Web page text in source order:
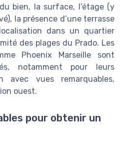
bien, la surface, l’étage (y
la présence d’une terrasse
dans un quartier
des plages du Prado. Les
Phoenix Marseille sont
notamment pour leurs
avec vues remarquables,
ouest.
pour obtenir un